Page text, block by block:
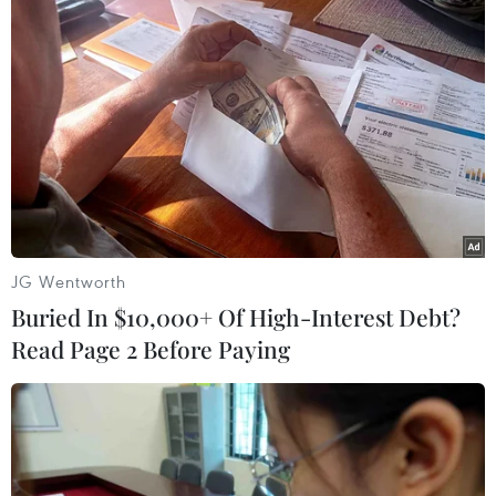
sẽ là quyết định lãi suất tại cuộc
họp chính sách của Fed ngày
18/6, nhằm tìm manh mối về thời
điểm và lý do Fed có thể điều
chỉnh chính sách trong tương lai.
(TTXVN/Vietnam+)
JG Wentworth
Buried In $10,000+ Of High-Interest Debt?
Read Page 2 Before Paying